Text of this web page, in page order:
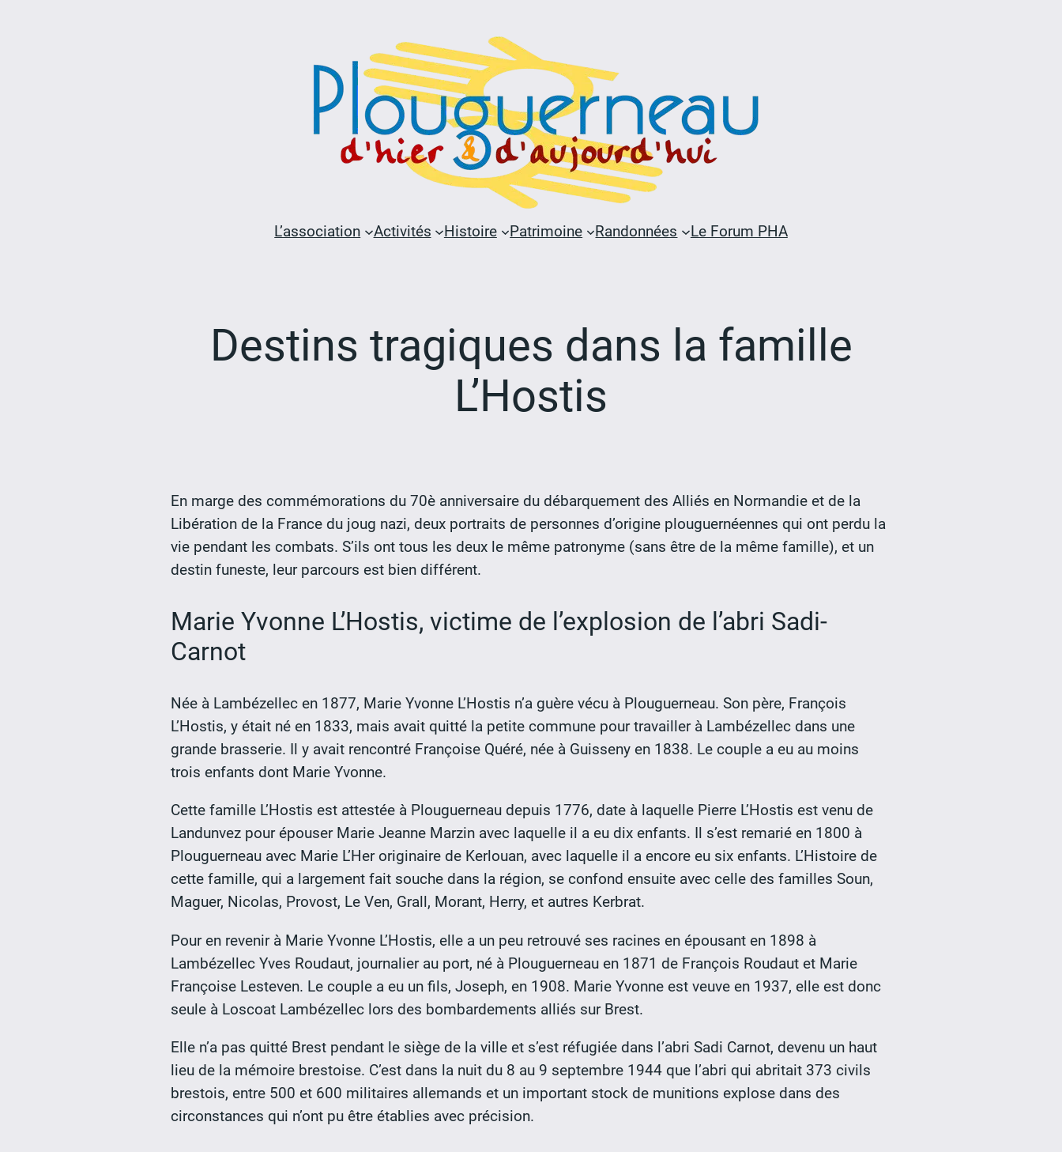
L’association Activités Histoire Patrimoine Randonnées Le Forum PHA
Destins tragiques dans la famille
L’Hostis
En marge des commémorations du 70è anniversaire du débarquement des Alliés en Normandie et de la
Libération de la France du joug nazi, deux portraits de personnes d’origine plouguernéennes qui ont perdu la
vie pendant les combats. S’ils ont tous les deux le même patronyme (sans être de la même famille), et un
destin funeste, leur parcours est bien différent.
Marie Yvonne L’Hostis, victime de l’explosion de l’abri Sadi-
Carnot
Née à Lambézellec en 1877, Marie Yvonne L’Hostis n’a guère vécu à Plouguerneau. Son père, François
L’Hostis, y était né en 1833, mais avait quitté la petite commune pour travailler à Lambézellec dans une
grande brasserie. Il y avait rencontré Françoise Quéré, née à Guisseny en 1838. Le couple a eu au moins
trois enfants dont Marie Yvonne.
Cette famille L’Hostis est attestée à Plouguerneau depuis 1776, date à laquelle Pierre L’Hostis est venu de
Landunvez pour épouser Marie Jeanne Marzin avec laquelle il a eu dix enfants. Il s’est remarié en 1800 à
Plouguerneau avec Marie L’Her originaire de Kerlouan, avec laquelle il a encore eu six enfants. L’Histoire de
cette famille, qui a largement fait souche dans la région, se confond ensuite avec celle des familles Soun,
Maguer, Nicolas, Provost, Le Ven, Grall, Morant, Herry, et autres Kerbrat.
Pour en revenir à Marie Yvonne L’Hostis, elle a un peu retrouvé ses racines en épousant en 1898 à
Lambézellec Yves Roudaut, journalier au port, né à Plouguerneau en 1871 de François Roudaut et Marie
Françoise Lesteven. Le couple a eu un fils, Joseph, en 1908. Marie Yvonne est veuve en 1937, elle est donc
seule à Loscoat Lambézellec lors des bombardements alliés sur Brest.
Elle n’a pas quitté Brest pendant le siège de la ville et s’est réfugiée dans l’abri Sadi Carnot, devenu un haut
lieu de la mémoire brestoise. C’est dans la nuit du 8 au 9 septembre 1944 que l’abri qui abritait 373 civils
brestois, entre 500 et 600 militaires allemands et un important stock de munitions explose dans des
circonstances qui n’ont pu être établies avec précision.